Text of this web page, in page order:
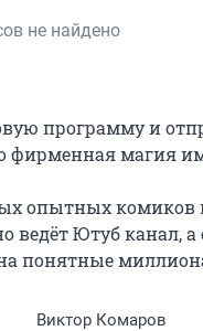
не найдено
программу и
фирменная магия
опытных комиков
ведёт Ютуб канал,
понятные
Виктор Комаров